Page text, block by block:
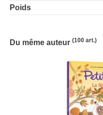
Poids
Du même auteur (100 art.)